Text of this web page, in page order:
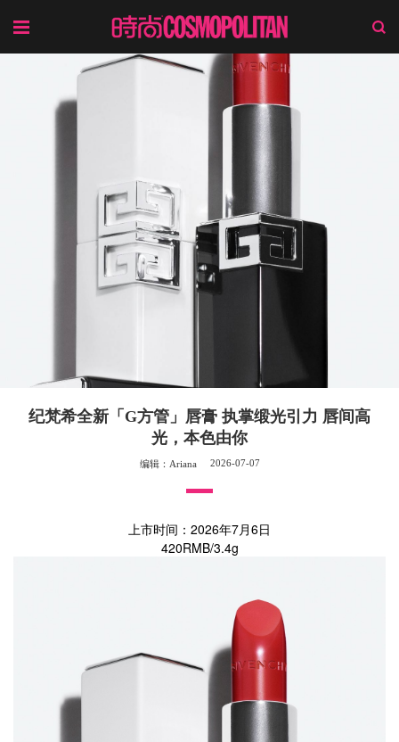
纪梵希全新「G方管」唇膏 执掌缎光引力 唇间高
光，本色由你
编辑：Ariana 2026-07-07
上市时间：2026年7月6日
420RMB/3.4g